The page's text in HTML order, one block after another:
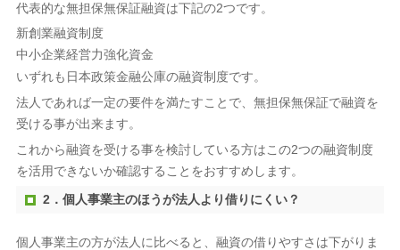
代表的な無担保無保証融資は下記の2つです。
新創業融資制度
中小企業経営力強化資金
いずれも日本政策金融公庫の融資制度です。
法人であれば一定の要件を満たすことで、無担保無保証で融資を
受ける事が出来ます。
これから融資を受ける事を検討している方はこの2つの融資制度
を活用できないか確認することをおすすめします。
2．個人事業主のほうが法人より借りにくい？
個人事業主の方が法人に比べると、融資の借りやすさは下がりま